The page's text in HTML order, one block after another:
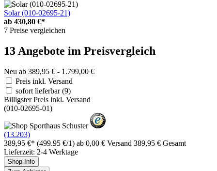
Solar (010-02695-21)
ab 430,80 €*
7 Preise vergleichen
13 Angebote im Preisvergleich
Neu ab 389,95 € - 1.799,00 €
Preis inkl. Versand
sofort lieferbar(9)
Billigster Preis inkl. Versand
(010-02695-01)
(13.203)
389,95 €* (499.95 €/1) ab 0,00 € Versand 389,95 € Gesamt
Lieferzeit: 2-4 Werktage
Shop-Info